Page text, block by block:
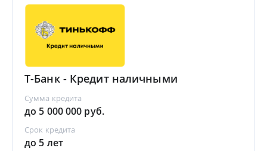
Т-Банк - Кредит наличными
Сумма кредита
до 5 000 000 руб.
Срок кредита
до 5 лет